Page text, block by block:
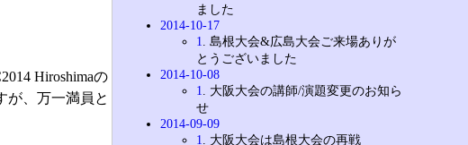
Hiroshimaの
が、万一満員と
ました
2014-10-17
1
. 島根大会&広島大会ご来場ありが
とうございました
2014-10-08
1
. 大阪大会の講師/演題変更のお知ら
せ
2014-09-09
1
. 大阪大会は島根大会の再戦